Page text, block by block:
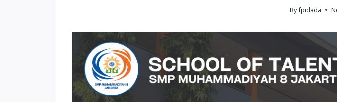
Byfpidada